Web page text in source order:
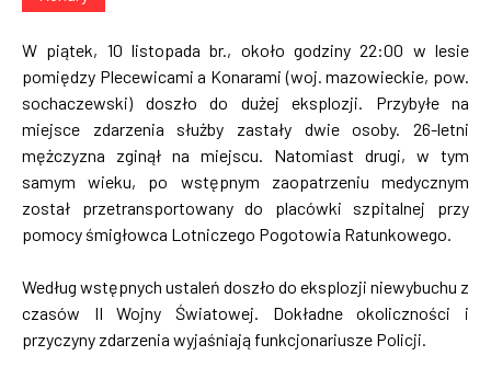
W piątek, 10 listopada br., około godziny 22:00 w lesie
pomiędzy Plecewicami a Konarami (woj. mazowieckie, pow.
sochaczewski) doszło do dużej eksplozji. Przybyłe na
miejsce zdarzenia służby zastały dwie osoby. 26-letni
mężczyzna zginął na miejscu. Natomiast drugi, w tym
samym wieku, po wstępnym zaopatrzeniu medycznym
został przetransportowany do placówki szpitalnej przy
pomocy śmigłowca Lotniczego Pogotowia Ratunkowego.
Według wstępnych ustaleń doszło do eksplozji niewybuchu z
czasów II Wojny Światowej. Dokładne okoliczności i
przyczyny zdarzenia wyjaśniają funkcjonariusze Policji.